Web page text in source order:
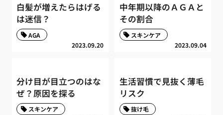
白髪が増えたらはげる
は迷信？
2023.09.20
AGA
中年期以降のＡＧＡと
その割合
2023.09.04
スキンケア
分け目が目立つのはな
ぜ？原因を探る
スキンケア
生活習慣で見抜く薄毛
リスク
抜け毛